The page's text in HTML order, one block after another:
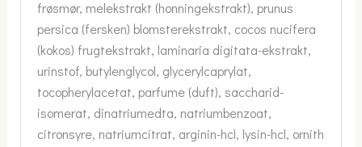
frøsmør, melekstrakt (honningekstrakt), prunus
persica (fersken) blomsterekstrakt, cocos nucifera
(kokos) frugtekstrakt, laminaria digitata-ekstrakt,
urinstof, butylenglycol, glycerylcaprylat,
tocopherylacetat, parfume (duft), saccharid-
isomerat, dinatriumedta, natriumbenzoat,
citronsyre, natriumcitrat, arginin-hcl, lysin-hcl, ornith